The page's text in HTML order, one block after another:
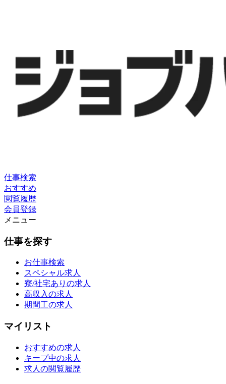
仕事検索
おすすめ
閲覧履歴
会員登録
メニュー
仕事を探す
お仕事検索
スペシャル求人
寮/社宅ありの求人
高収入の求人
期間工の求人
マイリスト
おすすめの求人
キープ中の求人
求人の閲覧履歴